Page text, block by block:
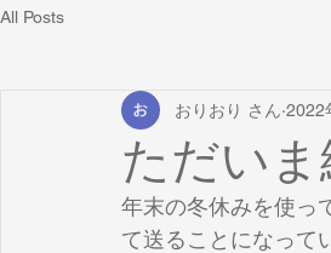
All Posts
ただい
おりおり さん 2022
年末の冬休みを使っ
て送ることになって